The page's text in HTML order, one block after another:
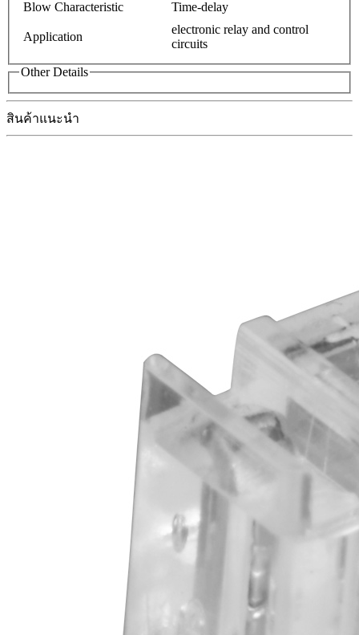
Blow Characteristic
Time-delay
Application
electronic relay and control
circuits
Other Details
สินค้าแนะนำ